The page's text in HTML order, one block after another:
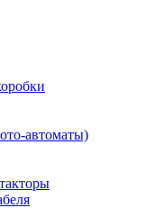
автоматы)